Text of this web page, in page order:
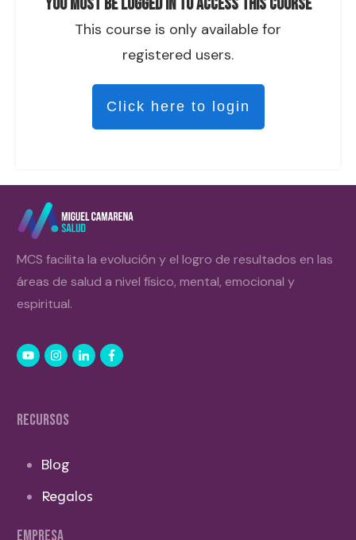
This course is only available for
registered users.
Click here to login
MCS facilita la evolución y el logro de resultados en las
áreas de salud a nivel físico, mental, emocional y
espiritual.
RECURSOS
Blog
Regalos